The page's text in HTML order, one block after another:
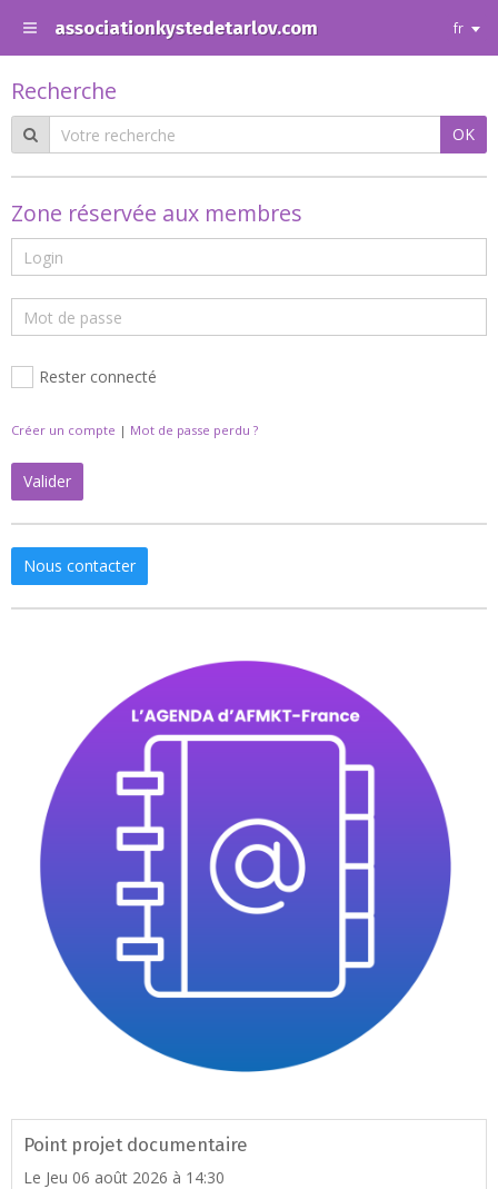
associationkystedetarlov.com fr
Recherche
OK
Zone réservée aux membres
Rester connecté
Créer un compte | Mot de passe perdu ?
Valider
Nous contacter
Point projet documentaire
Le Jeu 06 août 2026 à 14:30